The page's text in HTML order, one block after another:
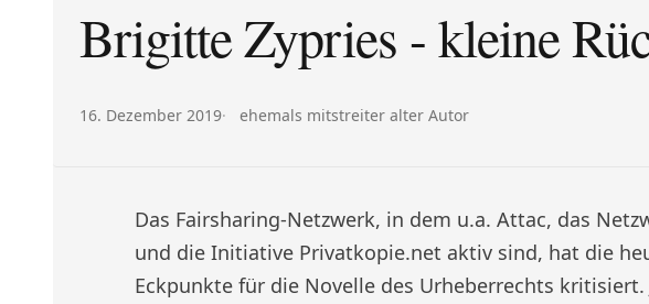
Brigitte Zypries - kleine
Veröffentlicht am:
16. Dezember 2019 Autor:
ehemals mitstreiter alter Autor
Das Fairsharing-Netzwerk, in dem u.a. Attac, das
und die Initiative Privatkopie.net aktiv sind, hat die
Eckpunkte für die Novelle des Urheberrechts